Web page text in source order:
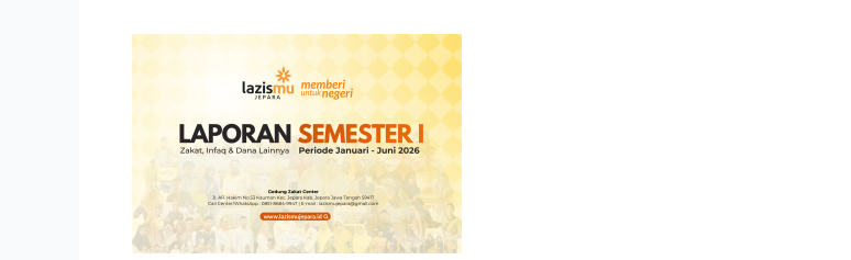
Laporan
Januari
Juni
Lazismu
Jepara